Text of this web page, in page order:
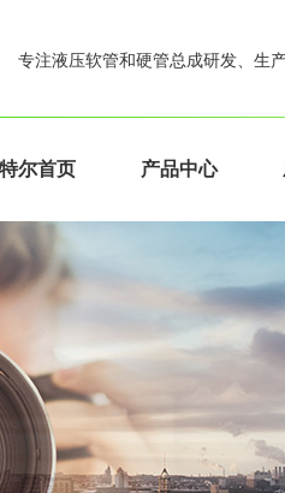
专注液压软管和硬管总成研发、生
尔首页 产品中心